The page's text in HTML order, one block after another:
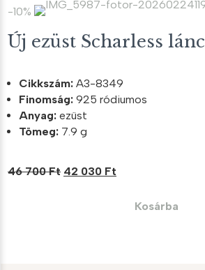
800 Ft.
320 Ft.
-10%
Új ezüst Scharless lánc
Cikkszám: A3-8349
Finomság: 925 ródiumos
Anyag: ezüst
Tömeg: 7.9 g
46 700Ft Original
42 030 Ft
Kosárba